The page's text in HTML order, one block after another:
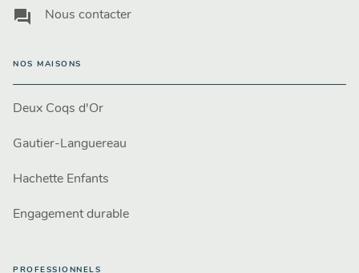
question_answer Nous contacter
NOS MAISONS
Deux Coqs d'Or
Gautier-Languereau
Hachette Enfants
Engagement durable
PROFESSIONNELS